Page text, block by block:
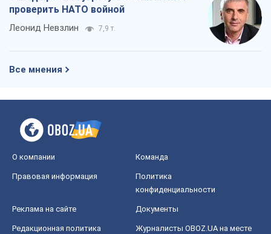
проверить НАТО войной
Леонид Невзлин 7,9 т.
Все мнения
О компании Команда
Правовая информация
Политика
конфиденциальности
Реклама на сайте Документы
Редакционная политика
Журналисты OBOZ.UA на месте